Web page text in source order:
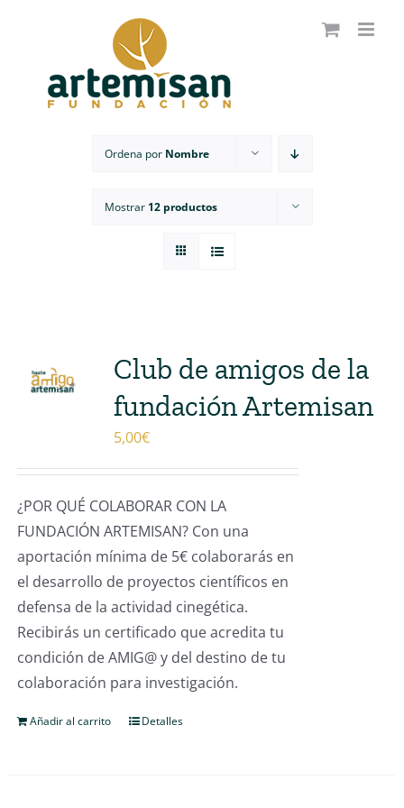
Ordena por Nombre
Mostrar 12 productos
Club de amigos de la
fundación Artemisan
5,00€
¿POR QUÉ COLABORAR CON LA
FUNDACIÓN ARTEMISAN? Con una
aportación mínima de 5€ colaborarás en
el desarrollo de proyectos científicos en
defensa de la actividad cinegética.
Recibirás un certificado que acredita tu
condición de AMIG@ y del destino de tu
colaboración para investigación.
Añadir al carrito Detalles